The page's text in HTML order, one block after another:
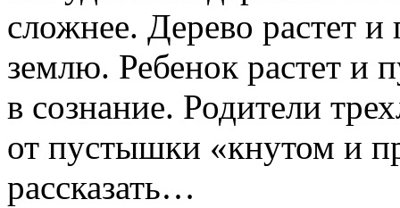
сложнее. Дерево растет и
землю. Ребенок растет и
в сознание. Родители
от пустышки «кнутом и
рассказать…